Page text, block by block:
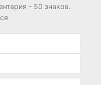
- 50 знаков.